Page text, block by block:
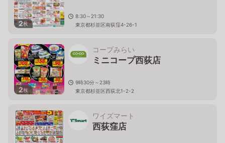
2枚
8:30～21:30
東京都杉並区南荻窪4-26-1
2枚
コープみらい
ミニコープ西荻店
9時30分～23時
東京都杉並区西荻北1-2-2
ワイズマート
西荻窪店